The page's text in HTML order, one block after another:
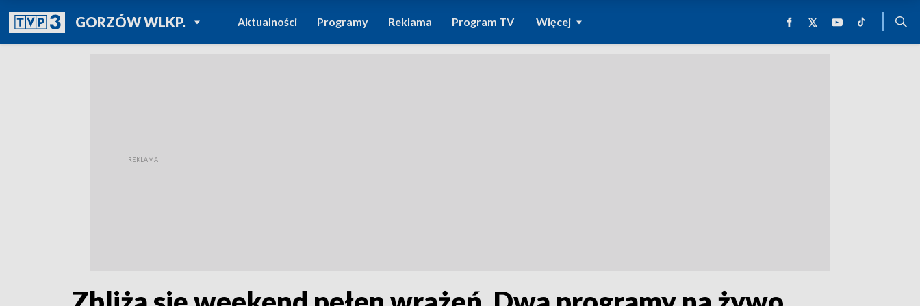
GORZÓW WLKP.POWRÓT DO
TVP REGIONY
Aktualności Programy Reklama Program TV Więcej